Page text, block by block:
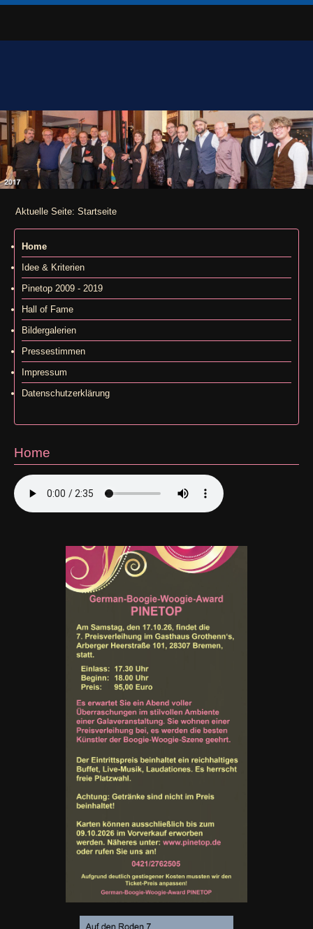
Aktuelle Seite: Startseite
Home
Idee & Kriterien
Pinetop 2009 - 2019
Hall of Fame
Bildergalerien
Pressestimmen
Impressum
Datenschutzerklärung
Home